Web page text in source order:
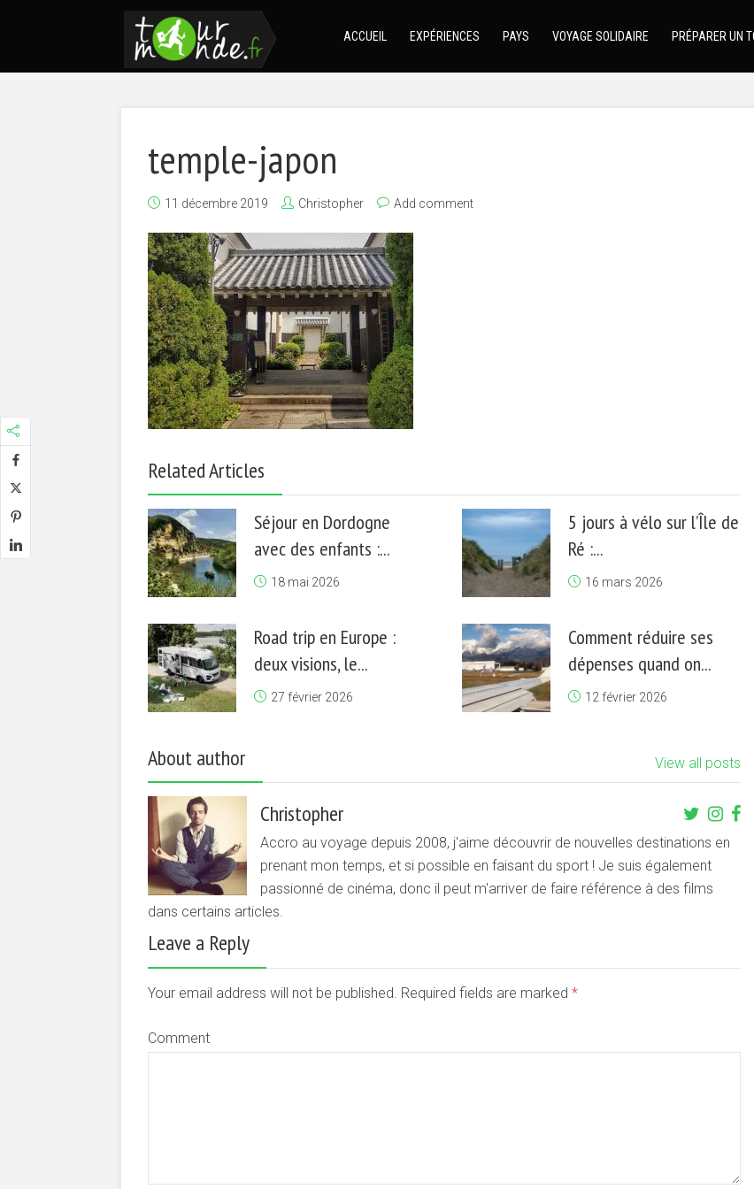
ACCUEIL EXPÉRIENCES PAYS VOYAGE SOLIDAIRE PRÉPARER UN
temple-japon
11 décembre 2019 Christopher Add comment
Related Articles
Séjour en Dordogne
avec des enfants :...
18 mai 2026
5 jours à vélo sur l’Île de
Ré :...
16 mars 2026
Road trip en Europe :
deux visions, le...
27 février 2026
Comment réduire ses
dépenses quand on...
12 février 2026
About author View all posts
Christopher
Accro au voyage depuis 2008, j'aime découvrir de nouvelles destinations en
prenant mon temps, et si possible en faisant du sport ! Je suis également
passionné de cinéma, donc il peut m'arriver de faire référence à des films
dans certains articles.
Leave a Reply
Your email address will not be published. Required fields are marked *
Comment